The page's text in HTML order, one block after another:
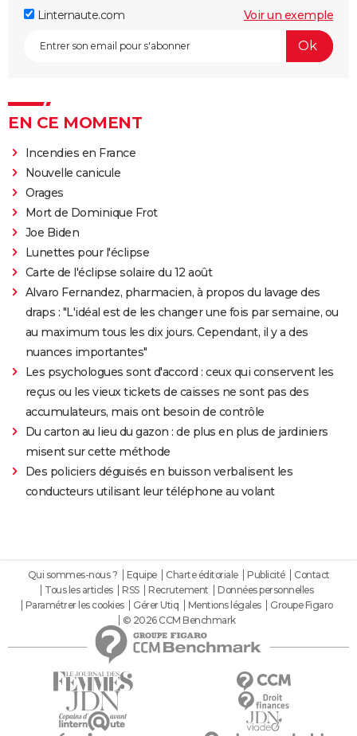
Linternaute.com Voir un exemple
EN CE MOMENT
Incendies en France
Nouvelle canicule
Orages
Mort de Dominique Frot
Joe Biden
Lunettes pour l'éclipse
Carte de l'éclipse solaire du 12 août
Alvaro Fernandez, pharmacien, à propos du lavage des
draps : "L'idéal est de les changer une fois par semaine, ou
au maximum tous les dix jours. Cependant, il y a des
nuances importantes"
Les psychologues sont d'accord : ceux qui conservent les
reçus ou les vieux tickets de caisses ne sont pas des
accumulateurs, mais ont besoin de contrôle
Du carton au lieu du gazon : de plus en plus de jardiniers
misent sur cette méthode
Des policiers déguisés en buisson verbalisent les
conducteurs utilisant leur téléphone au volant
Qui sommes-nous ? Equipe Charte éditoriale Publicité
Contact
Tous les articles
RSS Recrutement
Données personnelles
Paramétrer les cookies
Gérer Utiq Mentions légales
Groupe Figaro
© 2026 CCM Benchmark